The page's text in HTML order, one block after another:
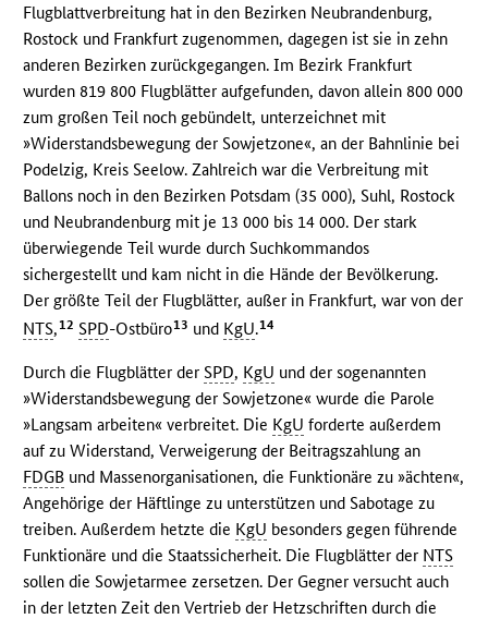
Flugblattverbreitung hat in den Bezirken Neubrandenburg,
Rostock und Frankfurt zugenommen, dagegen ist sie in zehn
anderen Bezirken zurückgegangen. Im Bezirk Frankfurt
wurden 819 800 Flugblätter aufgefunden, davon allein 800 000
zum großen Teil noch gebündelt, unterzeichnet mit
»Widerstandsbewegung der Sowjetzone«, an der Bahnlinie bei
Podelzig, Kreis Seelow. Zahlreich war die Verbreitung mit
Ballons noch in den Bezirken Potsdam (35 000), Suhl, Rostock
und Neubrandenburg mit je 13 000 bis 14 000. Der stark
überwiegende Teil wurde durch Suchkommandos
sichergestellt und kam nicht in die Hände der Bevölkerung.
Der größte Teil der Flugblätter, außer in Frankfurt, war von der
NTS,12 SPD-Ostbüro13 und KgU.14
Durch die Flugblätter derSPD, KgU und der sogenannten
»Widerstandsbewegung der Sowjetzone« wurde die Parole
»Langsam arbeiten« verbreitet. Die KgU forderte außerdem
auf zu Widerstand, Verweigerung der Beitragszahlung an
FDGB und Massenorganisationen, die Funktionäre zu »ächten«,
Angehörige der Häftlinge zu unterstützen und Sabotage zu
treiben. Außerdem hetzte die KgU besonders gegen führende
Funktionäre und die Staatssicherheit. Die Flugblätter der NTS
sollen die Sowjetarmee zersetzen. Der Gegner versucht auch
in der letzten Zeit den Vertrieb der Hetzschriften durch die